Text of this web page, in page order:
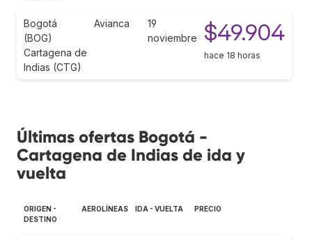
Bogotá
(BOG)
Cartagena de
Indias (CTG)
Avianca
19
noviembre
$49.904
hace 18 horas
Últimas ofertas Bogotá -
Cartagena de Indias de ida y
vuelta
ORIGEN -
DESTINO
AEROLÍNEAS IDA - VUELTA PRECIO